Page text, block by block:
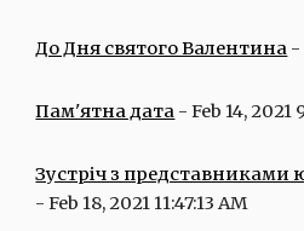
До Дня святого Валентина -
Пам'ятна дата - Feb 14, 2021
Зустріч з представниками
- Feb 18, 2021 11:47:13 AM